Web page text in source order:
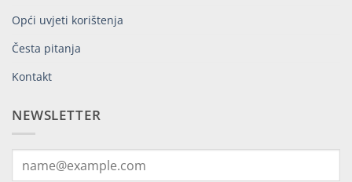
Opći uvjeti korištenja
Česta pitanja
Kontakt
NEWSLETTER